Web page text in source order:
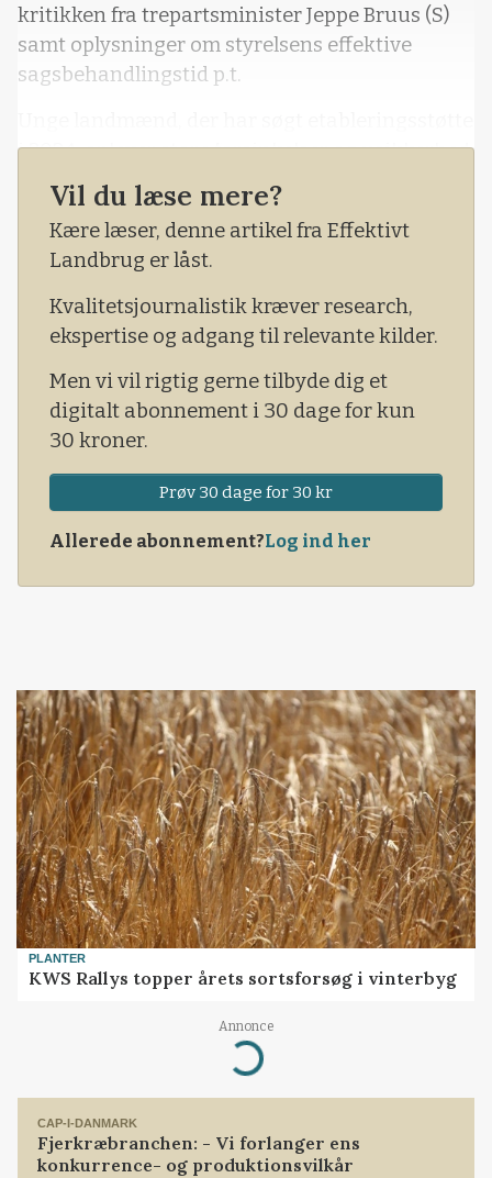
kritikken fra trepartsminister Jeppe Bruus (S)
samt oplysninger om styrelsens effektive
sagsbehandlingstid p.t.
i 2024, oplever store forsinkelser og usikkerhed
i forbindelse med deres ansøgninger.
Vil du læse mere?
Kære læser, denne artikel fra Effektivt
Landbrug er låst.
Kvalitetsjournalistik kræver research,
ekspertise og adgang til relevante kilder.
Men vi vil rigtig gerne tilbyde dig et
digitalt abonnement i 30 dage for kun
30 kroner.
Prøv 30 dage for 30 kr
Allerede abonnement?Log ind her
PLANTER
KWS Rallys topper årets sortsforsøg i vinterbyg
Annonce
Loading...
CAP-I-DANMARK
Fjerkræbranchen: - Vi forlanger ens
konkurrence- og produktionsvilkår